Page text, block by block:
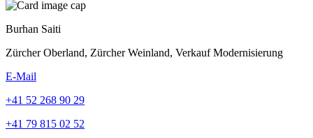
Burhan Saiti
Zürcher Oberland, Zürcher Weinland, Verkauf Modernisierung
E-Mail
+41 52 268 90 29
+41 79 815 02 52